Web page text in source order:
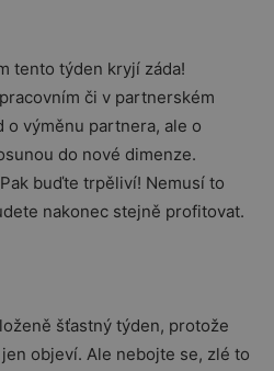
tento týden kryjí záda!
či v partnerském
o výměnu partnera, ale o
do nové dimenze.
buďte trpěliví! Nemusí to
nakonec stejně profitovat.
šťastný týden, protože
objeví. Ale nebojte se, zlé to